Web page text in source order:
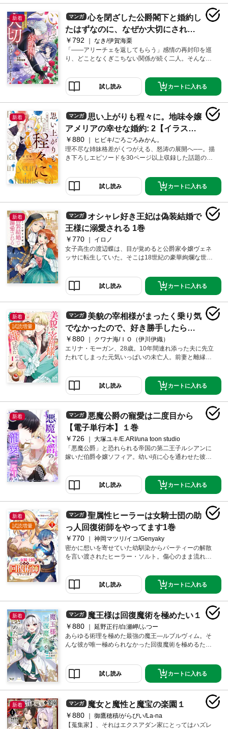
うものの、手がかりは一向に掴めない。一方その頃、
ローズは息子を守るため、家庭を顧みない夫との離婚
を決意。幼馴染みのローガン・ゴールドスミスと共
に、新たな人生を切り開くための作戦を練り始めてい
た。息子と新しい幸せを掴むため、ついに離婚への準
備が始まる――!!
新着 マンガ
心を閉ざした公爵閣下と婚約し
たはずなのに、なぜか大切にされて
しまってます！ 4【電子限定おまけ付
き】
￥792
なき/伊賀海栗
「――アリーチェを返してもらう」感情の再封印を巡
り、どことなくぎこちない関係が続く二人。そんな
リーチェにとある魔法が発動し――？何があっても君
のことは守り抜く――。花と魔法が織りなすロマンテ
ィックファンタジー第4巻！WEBコミック誌「コミック
ライドアイビーvol.33、vol.35～vol.42」同単話版18～
23話、描き下ろし番外編を収録。電子限定描き下ろし
マンガ付き。
試し読み カートに入れる
新着 マンガ
思い上がりも程々に。地味令嬢
アメリアの幸せな婚約: 2【イラスト
特典付】
￥880
ヒビキ/ごろごろみかん。
理不尽な姉妹格差がくつがえる、怒涛の展開へ──。描
き下ろしエピソードを30ページ以上収録した話題のコ
開く。すると次第に、姉妹にできた格差の「理由」が
明らかになっていき……。一方、第3王子・リアムに
も“ある思惑”があって──？「断罪」「婚約破棄」そし
す“本当の幸せ”とは……!?
試し読み カートに入れる
新着 マンガ
オシャレ好き王妃は偽装結婚で
王様に溺愛される 1巻
￥770
イロノ
女子高生の渡辺蝶は、目が覚めると公爵家令嬢ヴェネ
ッサに転生していた。そこは18世紀の豪華絢爛な世
フレッドから、お金と引き換えに１年間だけの偽装結
婚を提案され…。オシャレで人生逆転!?異世界ロイヤル
ライフ開幕。
試し読み カートに入れる
新着
試読増量
マンガ
美貌の宰相様がまったく乗り気
でなかったので、好き勝手したら、
なぜか求婚されてしまった 溺愛とお
菓子でお腹いっぱい 1
￥880
クワナ海/ＩＯ（伊川伊織）
エリナ・モーガン、28歳。10年間連れ添った夫に先立
たれてしまった元気いっぱいの未亡人。前妻と離縁し
さそう……残念！ まあ、仕方ないか！ せっかくだから
とお菓子をいっぱい食べて好き勝手に振る舞ったら、
なぜか宰相様に気に入られてしまって、情熱の大求婚
試し読み カートに入れる
新着 マンガ
悪魔公爵の寵愛は二度目から
【電子単行本】１巻
￥726
大塚ユキ/E.ARI/una toon studio
「悪魔公爵」と恐れられる帝国の第二王子ルシアンに
嫁いだ伯爵令嬢ソフィア。幼い頃に心を通わせた彼
うばかりの夫婦生活の果てに、二人は無実の罪で処刑
されてしまうのだった。しかし命の火が消えた次の瞬
間、ソフィアは結婚初日に戻っていた。もう一度チャ
ンスがあるのなら、今度こそ愛されたい。すれ違い続
けた彼と心を通わせ、未来を変えたい。死に戻りから
始まる、夫婦再生と陰謀のロマンスファンタジー。※こ
の商品はタテヨミ漫画「悪魔公爵の寵愛は二度目か
ら」を再構成し収録しています。内容の重複にご注意
ください。
試し読み カートに入れる
新着
試読増量
マンガ
聖属性ヒーラーは女騎士団の助
っ人回復術師をやってます1巻
￥770
神岡マツリ/イコ/Genyaky
密かに想いを寄せていた幼馴染からパーティーの解散
を言い渡されたヒーラー・ソルト。傷心のまま流れ着
少な聖属性魔法で彼女を救い出すと、その規格外の力
を見込まれて――『私たちの専属回復術師になってい
ただけませんか!?』男子禁制の女騎士団から、まさかの
スカウト!? 誰かの役に立てるならと入団を引き受けた
ソルトだったが、待っていたのは想像以上に刺激的な
日々だった!! 『好きなだけ触ってください！』ソルトを
求めて次々と迫りくる女騎士たち!! 唯一無二の聖属性魔
法で傷を癒すたび、いつしか彼女たちの心を丸裸にし
てしまう――!? 傷心ヒーラーが美少女騎士から求めら
スト115・116・118・120・122号に収録されていま
す。重複購入にご注意ください）
試し読み カートに入れる
新着 マンガ 魔王様は回復魔術を極めたい１
￥880
延野正行/白瀬岬/ふつー
あらゆる術理を極めた最強の魔王―ルブルヴィム。そ
んな彼が唯一極められなかった回復魔術を極めるため
が、回復魔術を極めるために必要なのはまさかの友達
――!?ちょっとズレてる人間初心者な元魔王様は無事学
試し読み カートに入れる
新着 マンガ 魔女と魔性と魔宝の楽園１
￥880
御鷹穂積/がらぴい/La-na
【蒐集家】、それはエクスアダン家にとってはハズレ